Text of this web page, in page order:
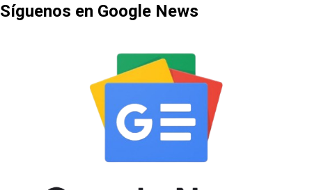
Síguenos en Google News